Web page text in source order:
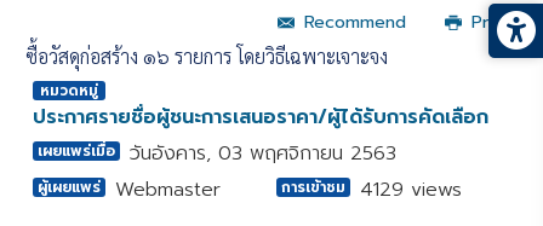
Recommend
Print
ซื้อวัสดุก่อสร้าง ๑๖ รายการ โดยวิธีเฉพาะเจาะจง
หมวดหมู่
ประกาศรายชื่อผู้ชนะการเสนอราคา/ผู้ได้รับการคัดเลือก
เผยแพร่เมื่อ วันอังคาร, 03 พฤศจิกายน 2563
ผู้เผยแพร่ Webmaster การเข้าชม 4129 views